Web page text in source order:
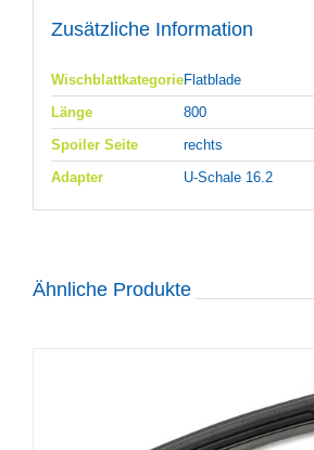
Zusätzliche Information
WischblattkategorieFlatblade
Länge
800
Spoiler Seite
rechts
Adapter
U-Schale 16.2
Ähnliche Produkte